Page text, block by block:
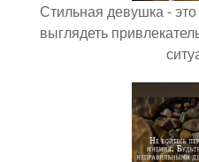
Стильная девушка -
выглядеть